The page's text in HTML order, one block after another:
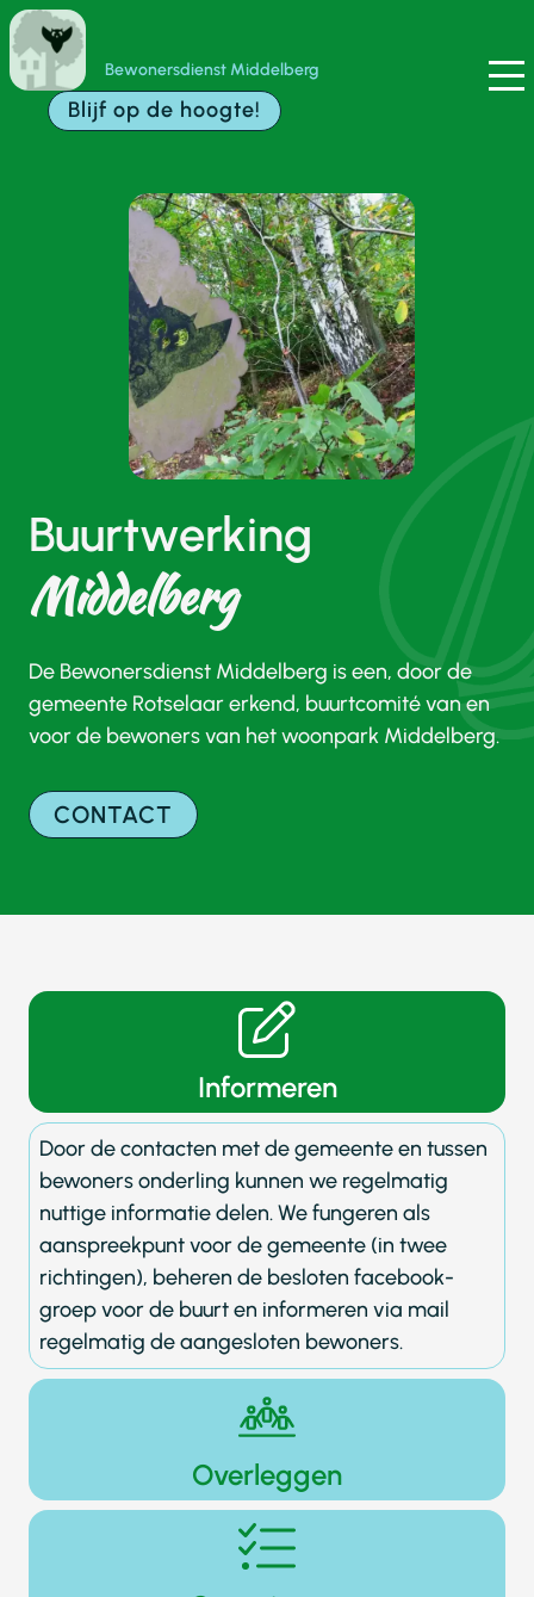
Bewonersdienst Middelberg
Blijf op de hoogte!
Buurtwerking
Middelberg
De Bewonersdienst Middelberg is een, door de
gemeente Rotselaar erkend, buurtcomité van en
voor de bewoners van het woonpark Middelberg.
CONTACT
Informeren
Door de contacten met de gemeente en tussen
bewoners onderling kunnen we regelmatig
nuttige informatie delen. We fungeren als
aanspreekpunt voor de gemeente (in twee
richtingen), beheren de besloten facebook-
groep voor de buurt en informeren via mail
regelmatig de aangesloten bewoners.
Overleggen